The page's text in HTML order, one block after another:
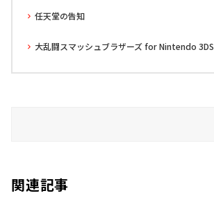
任天堂の告知
大乱闘スマッシュブラザーズ for Nintendo 3DS
関連記事